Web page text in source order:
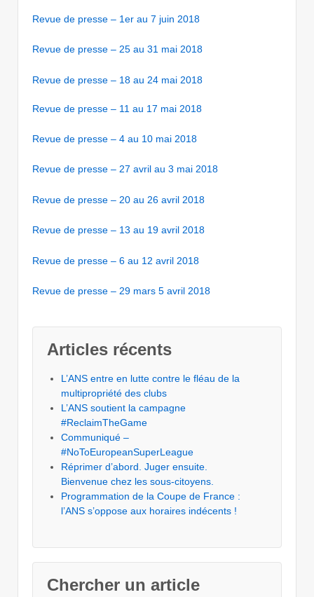
Revue de presse – 1er au 7 juin 2018
Revue de presse – 25 au 31 mai 2018
Revue de presse – 18 au 24 mai 2018
Revue de presse – 11 au 17 mai 2018
Revue de presse – 4 au 10 mai 2018
Revue de presse – 27 avril au 3 mai 2018
Revue de presse – 20 au 26 avril 2018
Revue de presse – 13 au 19 avril 2018
Revue de presse – 6 au 12 avril 2018
Revue de presse – 29 mars 5 avril 2018
Articles récents
L’ANS entre en lutte contre le fléau de la
multipropriété des clubs
L’ANS soutient la campagne
#ReclaimTheGame
Communiqué –
#NoToEuropeanSuperLeague
Réprimer d’abord. Juger ensuite.
Bienvenue chez les sous-citoyens.
Programmation de la Coupe de France :
l’ANS s’oppose aux horaires indécents !
Chercher un article